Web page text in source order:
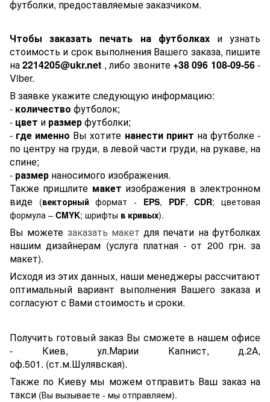
футболки, предоставляемые заказчиком.
Чтобы заказать печать на футболкахи узнать
стоимость и срок выполнения Вашего заказа, пишите
на2214205@ukr.net , либо звоните +38 096 108-09-56-
Viber.
В заявке укажите следующую информацию:
- количество футболок;
- цвет и размерфутболки;
- где именно Вы хотите нанести принт на футболке -
по центру на груди, в левой части груди, на рукаве, на
спине;
- размер наносимого изображения.
Также пришлите макет изображения в электронном
виде (векторныйформат - EPS, PDF, CDR; цветовая
формула – CMYK; шрифты в кривых).
Вы можете заказать макет для печати на футболках
нашим дизайнерам (услуга платная - от 200 грн. за
макет).
Исходя из этих данных, наши менеджеры рассчитают
оптимальный вариант выполнения Вашего заказа и
согласуют с Вами стоимость и сроки.
Получить готовый заказ Вы сможете в нашем офисе
- Киев, ул.Марии Капнист, д.2А,
оф.501. (ст.м.Шулявская).
Также по Киеву мы можем отправить Ваш заказ на
такси (Вы вызываете - мы отправляем).